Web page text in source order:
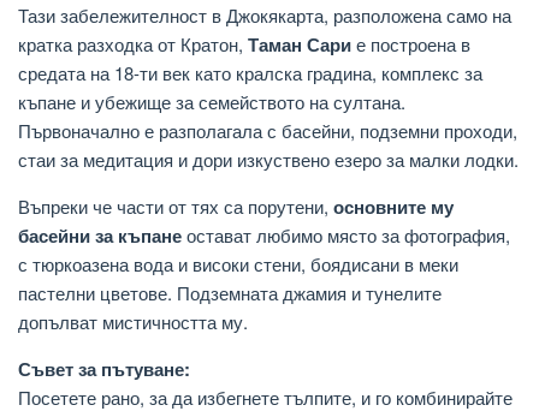
Тази забележителност в Джокякарта, разположена само на
кратка разходка от Кратон, Таман Сарие построена в
средата на 18-ти век като кралска градина, комплекс за
къпане и убежище за семейството на султана.
Първоначално е разполагала с басейни, подземни проходи,
стаи за медитация и дори изкуствено езеро за малки лодки.
Въпреки че части от тях са порутени, основните му
басейни за къпанеостават любимо място за фотография,
с тюркоазена вода и високи стени, боядисани в меки
пастелни цветове. Подземната джамия и тунелите
допълват мистичността му.
Съвет за пътуване:
Посетете рано, за да избегнете тълпите, и го комбинирайте